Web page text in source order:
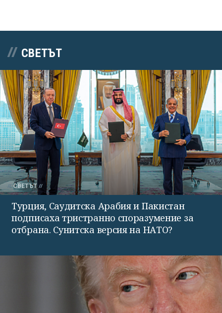
СВЕТЪТ
СВЕТЪТ
Турция, Саудитска Арабия и Пакистан
подписаха тристранно споразумение за
отбрана. Сунитска версия на НАТО?